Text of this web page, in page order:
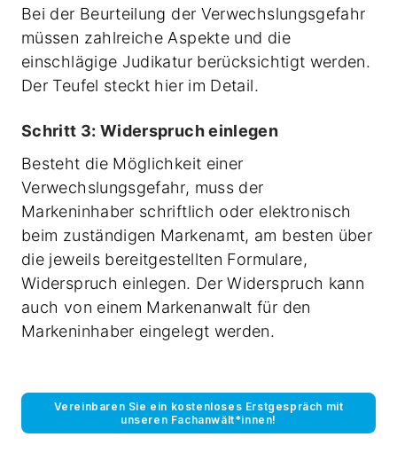
Bei der Beurteilung der Verwechslungsgefahr
müssen zahlreiche Aspekte und die
einschlägige Judikatur berücksichtigt werden.
Der Teufel steckt hier im Detail.
Schritt 3: Widerspruch einlegen
Besteht die Möglichkeit einer
Verwechslungsgefahr, muss der
Markeninhaber schriftlich oder elektronisch
beim zuständigen Markenamt, am besten über
die jeweils bereitgestellten Formulare,
Widerspruch einlegen. Der Widerspruch kann
auch von einem Markenanwalt für den
Markeninhaber eingelegt werden.
Vereinbaren Sie ein kostenloses Erstgespräch mit
unseren Fachanwält*innen!